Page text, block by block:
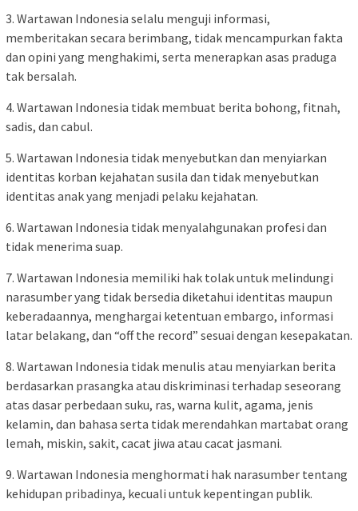
3. Wartawan Indonesia selalu menguji informasi,
memberitakan secara berimbang, tidak mencampurkan fakta
dan opini yang menghakimi, serta menerapkan asas praduga
tak bersalah.
4. Wartawan Indonesia tidak membuat berita bohong, fitnah,
sadis, dan cabul.
5. Wartawan Indonesia tidak menyebutkan dan menyiarkan
identitas korban kejahatan susila dan tidak menyebutkan
identitas anak yang menjadi pelaku kejahatan.
6. Wartawan Indonesia tidak menyalahgunakan profesi dan
tidak menerima suap.
7. Wartawan Indonesia memiliki hak tolak untuk melindungi
narasumber yang tidak bersedia diketahui identitas maupun
keberadaannya, menghargai ketentuan embargo, informasi
latar belakang, dan “off the record” sesuai dengan kesepakatan.
8. Wartawan Indonesia tidak menulis atau menyiarkan berita
berdasarkan prasangka atau diskriminasi terhadap seseorang
atas dasar perbedaan suku, ras, warna kulit, agama, jenis
kelamin, dan bahasa serta tidak merendahkan martabat orang
lemah, miskin, sakit, cacat jiwa atau cacat jasmani.
9. Wartawan Indonesia menghormati hak narasumber tentang
kehidupan pribadinya, kecuali untuk kepentingan publik.